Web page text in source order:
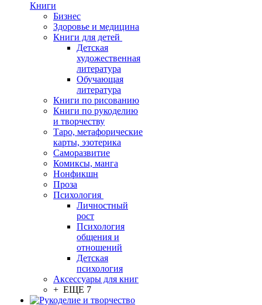
Книги
Бизнес
Здоровье и медицина
Книги для детей
Детская
художественная
литература
Обучающая
литература
Книги по рисованию
Книги по рукоделию
и творчеству
Таро, метафорические
карты, эзотерика
Саморазвитие
Комиксы, манга
Нонфикшн
Проза
Психология
Личностный
рост
Психология
общения и
отношений
Детская
психология
Аксессуары для книг
+ ЕЩЕ 7